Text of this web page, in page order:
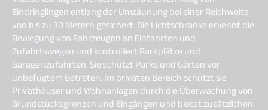
Eindringlingen entlang der Umzäunung bei einer Reichweite
von bis zu 30 Metern gesichert. Die Lichtschranke erkennt die
Bewegung von Fahrzeugen an Einfahrten und
Zufahrtswegen und kontrolliert Parkplätze und
Garagenzufahrten. Sie schützt Parks und Gärten vor
unbefugtem Betreten. Im privaten Bereich schützt sie
Privathäuser und Wohnanlagen durch die Überwachung von
Grundstücksgrenzen und Eingängen und bietet zusätzlichen